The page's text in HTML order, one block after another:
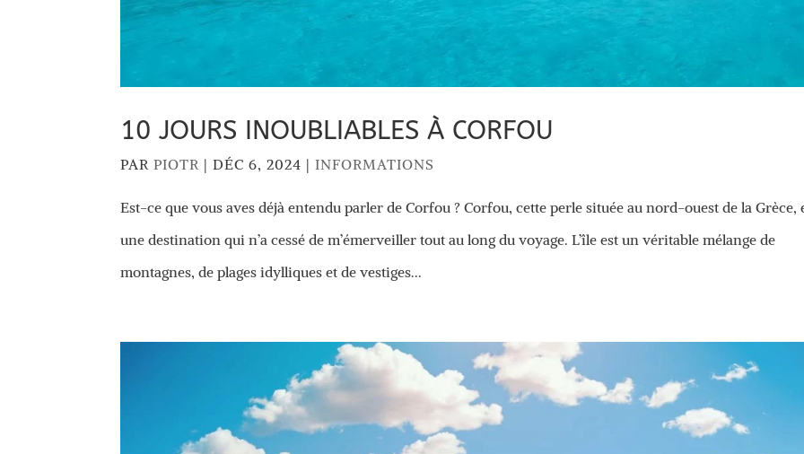
10 JOURS INOUBLIABLES À CORFOU
PARPIOTR |DÉC 6, 2024 |INFORMATIONS
Est-ce que vous aves déjà entendu parler de Corfou ? Corfou, cette perle située au nord-ouest de la Grèce,
une destination qui n’a cessé de m’émerveiller tout au long du voyage. L’île est un véritable mélange de
montagnes, de plages idylliques et de vestiges...